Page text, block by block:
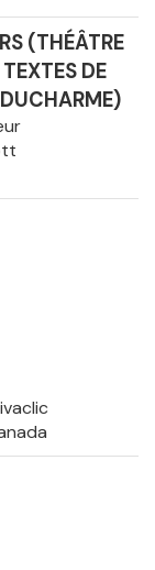
(THÉÂTRE
DE